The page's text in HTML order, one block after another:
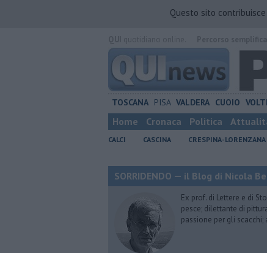
Questo sito
TOSCANA PISA VALDERA CUOIO
Home Cronaca Politica
CALCI CASCINA CRESPINA-LORENZANA
SORRIDENDO — il Blog di Nicola
Ex prof. di Lettere e di
pesce; dilettante di
passione per gli